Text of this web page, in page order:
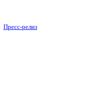
Пресс-релиз